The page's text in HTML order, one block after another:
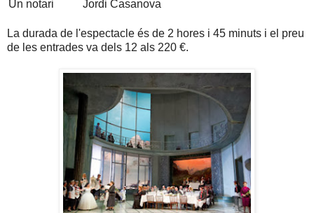
Un notari
Jordi Casanova
La durada de l'espectacle és de 2 hores i 45 minuts i el preu
de les entrades va dels 12 als 220 €.